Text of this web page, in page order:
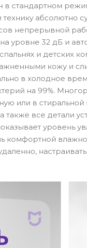
в стандартном
абсолютно
непрерывной
уровне 32 дБ и
и детских
кожу и
в холодное
на 99%.
или в
также все детали
уровень
комфортной